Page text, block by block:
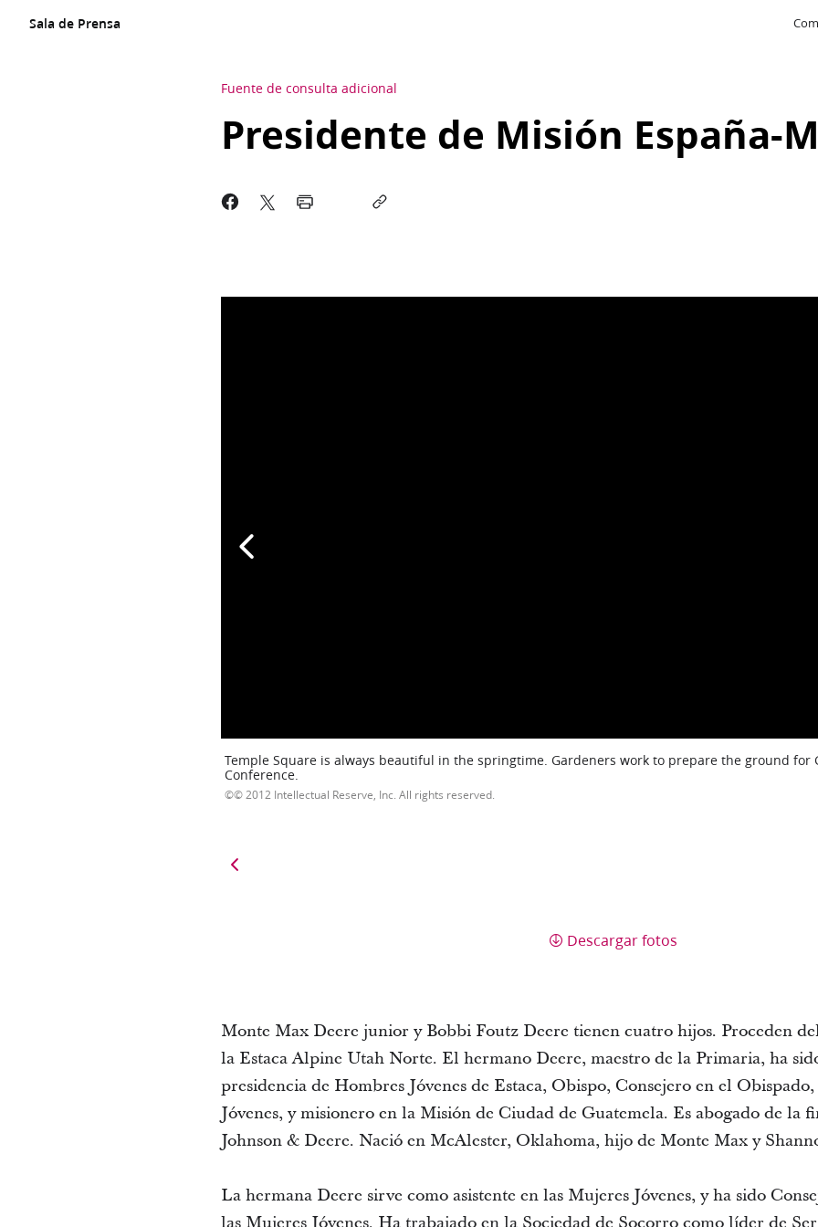
Sala de Prensa
Fuente de consulta adicional
Presidente de Misión España-
Temple Square is always beautiful in the springtime. Gardeners work to prepare the ground for
Conference.
© 2012 Intellectual Reserve, Inc. All rights reserved.
Descargar fotos
Monte Max Deere junior y Bobbi Foutz Deere tienen cuatro hijos. Proceden
la Estaca Alpine Utah Norte. El hermano Deere, maestro de la Primaria, ha
presidencia de Hombres Jóvenes de Estaca, Obispo, Consejero en el
Jóvenes, y misionero en la Misión de Ciudad de Guatemela. Es abogado de la
Johnson & Deere. Nació en McAlester, Oklahoma, hijo de Monte Max y
La hermana Deere sirve como asistente en las Mujeres Jóvenes, y ha sido